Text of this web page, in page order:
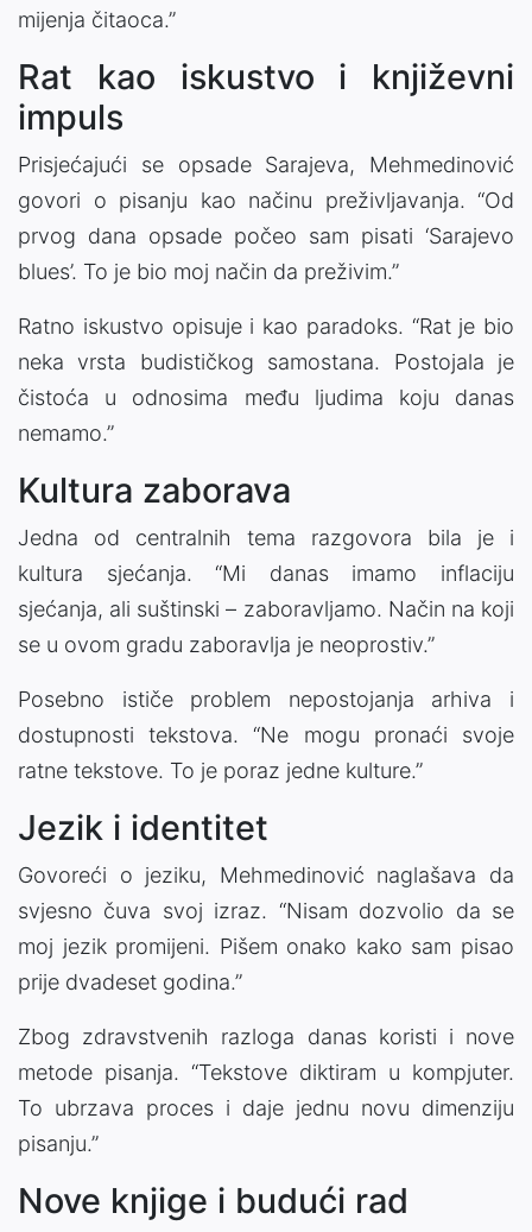
mijenja čitaoca.”
Rat kao iskustvo i književni
impuls
Prisjećajući se opsade Sarajeva, Mehmedinović
govori o pisanju kao načinu preživljavanja. “Od
prvog dana opsade počeo sam pisati ‘Sarajevo
blues’. To je bio moj način da preživim.”
Ratno iskustvo opisuje i kao paradoks. “Rat je bio
neka vrsta budističkog samostana. Postojala je
čistoća u odnosima među ljudima koju danas
nemamo.”
Kultura zaborava
Jedna od centralnih tema razgovora bila je i
kultura sjećanja. “Mi danas imamo inflaciju
sjećanja, ali suštinski – zaboravljamo. Način na koji
se u ovom gradu zaboravlja je neoprostiv.”
Posebno ističe problem nepostojanja arhiva i
dostupnosti tekstova. “Ne mogu pronaći svoje
ratne tekstove. To je poraz jedne kulture.”
Jezik i identitet
Govoreći o jeziku, Mehmedinović naglašava da
svjesno čuva svoj izraz. “Nisam dozvolio da se
moj jezik promijeni. Pišem onako kako sam pisao
prije dvadeset godina.”
Zbog zdravstvenih razloga danas koristi i nove
metode pisanja. “Tekstove diktiram u kompjuter.
To ubrzava proces i daje jednu novu dimenziju
pisanju.”
Nove knjige i budući rad